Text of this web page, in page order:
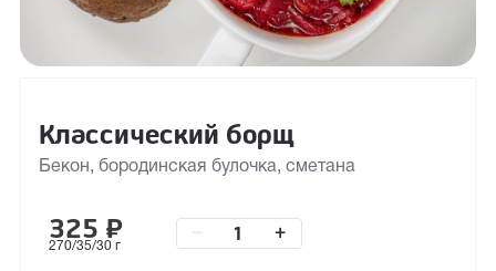
Классический борщ
Бекон, бородинская булочка, сметана
325 ₽
270/35/30 г
+